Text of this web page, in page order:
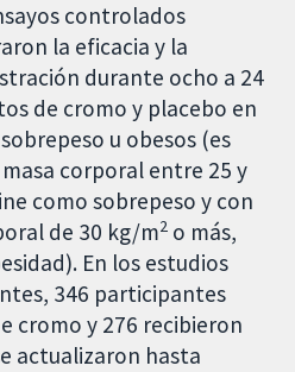
controlados
la eficacia y la
durante ocho a 24
de cromo y placebo en
u obesos (es
corporal entre 25 y
como sobrepeso y con
de 30 kg/m2 o más,
En los estudios
346 participantes
cromo y 276 recibieron
actualizaron hasta